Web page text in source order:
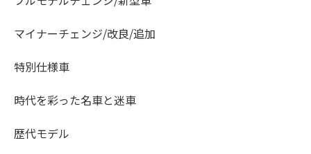
マイナーチェンジ/改良/追加
特別仕様車
時代を彩った名車と迷車
歴代モデル